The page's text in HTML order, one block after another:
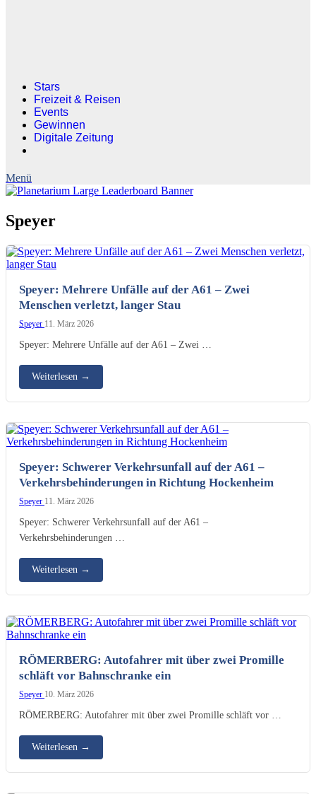
Stars
Freizeit & Reisen
Events
Gewinnen
Digitale Zeitung
Speyer
Speyer: Mehrere Unfälle auf der A61 – Zwei
Menschen verletzt, langer Stau
Speyer 11. März 2026
Speyer: Mehrere Unfälle auf der A61 – Zwei …
Weiterlesen →
Speyer: Schwerer Verkehrsunfall auf der A61 –
Verkehrsbehinderungen in Richtung Hockenheim
Speyer 11. März 2026
Speyer: Schwerer Verkehrsunfall auf der A61 –
Verkehrsbehinderungen …
Weiterlesen →
RÖMERBERG: Autofahrer mit über zwei Promille
schläft vor Bahnschranke ein
Speyer 10. März 2026
RÖMERBERG: Autofahrer mit über zwei Promille schläft vor …
Weiterlesen →